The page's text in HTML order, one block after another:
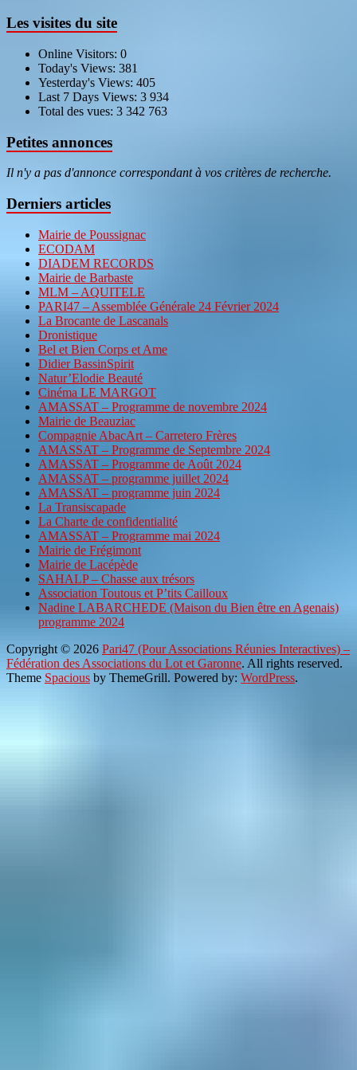
Les visites du site
Online Visitors: 0
Today's Views: 381
Yesterday's Views: 405
Last 7 Days Views: 3 934
Total des vues: 3 342 763
Petites annonces
Il n'y a pas d'annonce correspondant à vos critères de recherche.
Derniers articles
Mairie de Poussignac
ECODAM
DIADEM RECORDS
Mairie de Barbaste
MLM – AQUITELE
PARI47 – Assemblée Générale 24 Février 2024
La Brocante de Lascanals
Dronistique
Bel et Bien Corps et Ame
Didier BassinSpirit
Natur’Elodie Beauté
Cinéma LE MARGOT
AMASSAT – Programme de novembre 2024
Mairie de Beauziac
Compagnie AbacArt – Carretero Frères
AMASSAT – Programme de Septembre 2024
AMASSAT – Programme de Août 2024
AMASSAT – programme juillet 2024
AMASSAT – programme juin 2024
La Transiscapade
La Charte de confidentialité
AMASSAT – Programme mai 2024
Mairie de Frégimont
Mairie de Lacépède
SAHALP – Chasse aux trésors
Association Toutous et P’tits Cailloux
Nadine LABARCHEDE (Maison du Bien être en Agenais)
programme 2024
Copyright © 2026 Pari47 (Pour Associations Réunies Interactives) –
Fédération des Associations du Lot et Garonne. All rights reserved.
Theme Spacious by ThemeGrill. Powered by: WordPress.